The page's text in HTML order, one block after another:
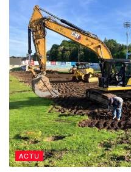
ACTU